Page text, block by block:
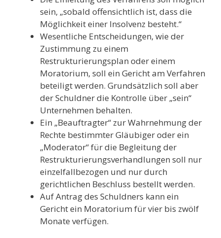
sein, „sobald offensichtlich ist, dass die
Möglichkeit einer Insolvenz besteht.“
Wesentliche Entscheidungen, wie der
Zustimmung zu einem
Restrukturierungsplan oder einem
Moratorium, soll ein Gericht am Verfahren
beteiligt werden. Grundsätzlich soll aber
der Schuldner die Kontrolle über „sein“
Unternehmen behalten.
Ein „Beauftragter“ zur Wahrnehmung der
Rechte bestimmter Gläubiger oder ein
„Moderator“ für die Begleitung der
Restrukturierungsverhandlungen soll nur
einzelfallbezogen und nur durch
gerichtlichen Beschluss bestellt werden.
Auf Antrag des Schuldners kann ein
Gericht ein Moratorium für vier bis zwölf
Monate verfügen.